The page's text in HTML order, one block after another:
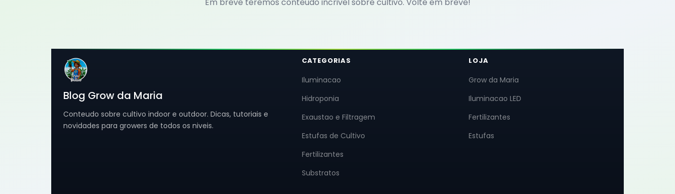
Blog Grow da Maria
Conteudo sobre cultivo indoor e outdoor. Dicas, tutoriais e
novidades para growers de todos os niveis.
CATEGORIAS
Iluminacao
Hidroponia
Exaustao e Filtragem
Estufas de Cultivo
Fertilizantes
Substratos
LOJA
Grow da Maria
Iluminacao LED
Fertilizantes
Estufas